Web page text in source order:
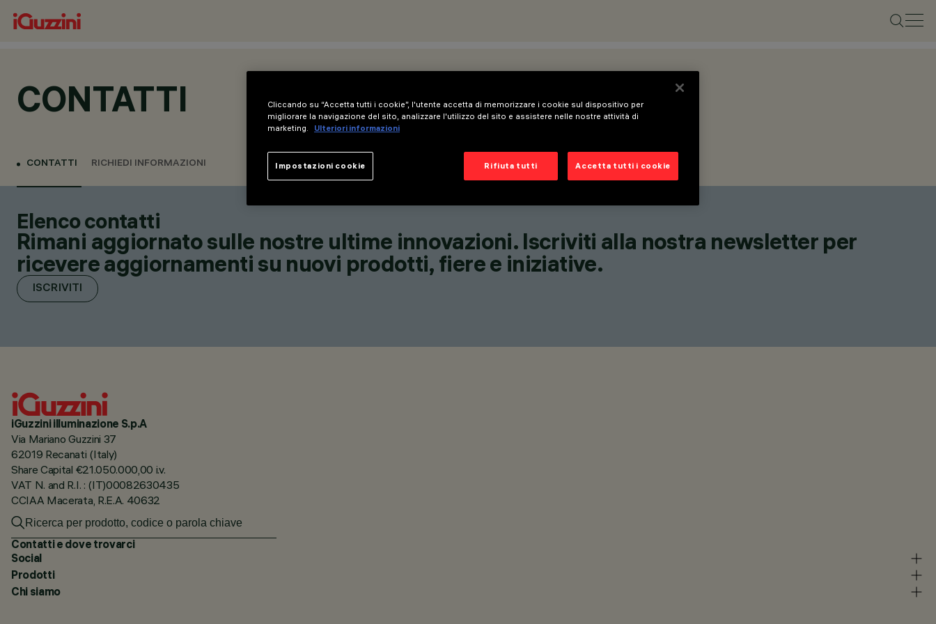
CONTATTI
CONTATTI RICHIEDI INFORMAZIONI
Elenco contatti
Rimani aggiornato sulle nostre ultime innovazioni. Iscriviti alla nostra newsletter per
ricevere aggiornamenti su nuovi prodotti, fiere e iniziative.
ISCRIVITI
iGuzzini illuminazione S.p.A
Via Mariano Guzzini 37
62019 Recanati (Italy)
Share Capital €21.050.000,00 i.v.
VAT N. and R.I. : (IT)00082630435
CCIAA Macerata, R.E.A. 40632
Contatti e dove trovarci
Social
Prodotti
Chi siamo
Cliccando su “Accetta tutti i cookie”, l'utente accetta di memorizzare i cookie sul dispositivo per
migliorare la navigazione del sito, analizzare l'utilizzo del sito e assistere nelle nostre attività di
marketing.
Ulteriori informazioni
Rifiuta tutti Accetta tutti i cookie
Impostazioni cookie